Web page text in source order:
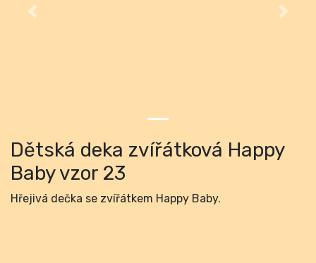
Previous Next
Dětská deka zvířátková Happy
Baby vzor 23
Hřejivá dečka se zvířátkem Happy Baby.